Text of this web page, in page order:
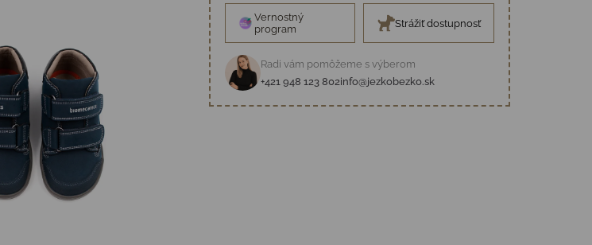
Vernostný
program
Strážiť dostupnosť
Radi vám pomôžeme s výberom
+421 948 123 802info@jezkobezko.sk